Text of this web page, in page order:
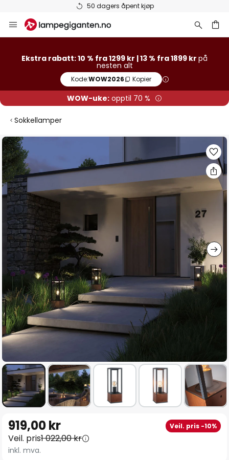
50 dagers åpent kjøp
Hopp
til
Ekstra rabatt: 10 % fra 1299 kr | 13 % fra 1899 kr på
nesten alt
Kode:WOW2026 Kopier
WOW-uke: opptil 70 %
Sokkellamper
Gå
til
slutten
av
bildegalleri
begynnelsen
av
919,00 kr Veil. pris -10%
Veil. pris1 022,00 kr
inkl. mva.